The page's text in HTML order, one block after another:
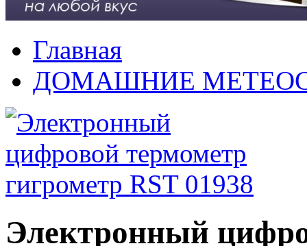
Главная
ДОМАШНИЕ
Электронный